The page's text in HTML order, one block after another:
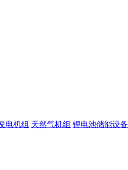
电机组 天然气机组 锂电池储能设备